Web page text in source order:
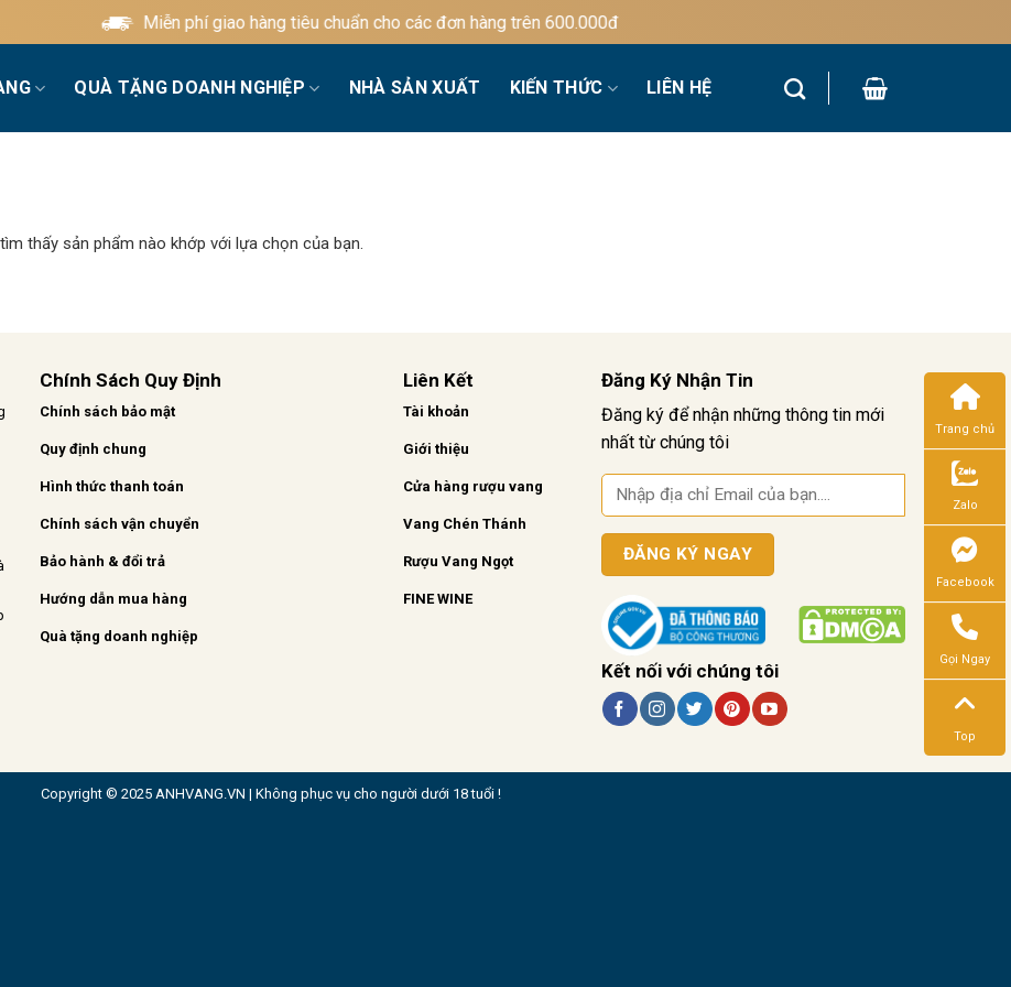
Miễn phí giao hàng tiêu chuẩn cho các đơn hàng trên 600.000đ
QUÀ TẶNG DOANH NGHIỆP NHÀ SẢN XUẤT KIẾN THỨC LIÊN HỆ
thấy sản phẩm nào khớp với lựa chọn của bạn.
Chính Sách Quy Định
Chính sách bảo mật
Quy định chung
Hình thức thanh toán
Chính sách vận chuyển
Bảo hành & đổi trả
Hướng dẫn mua hàng
Quà tặng doanh nghiệp
Liên Kết
Tài khoản
Giới thiệu
Cửa hàng rượu vang
Vang Chén Thánh
Rượu Vang Ngọt
FINE WINE
Đăng Ký Nhận Tin
Đăng ký để nhận những thông tin mới
nhất từ chúng tôi
Kết nối với chúng tôi
Copyright © 2025 ANHVANG.VN | Không phục vụ cho người dưới 18 tuổi !
Trang chủ
Zalo
Facebook
Gọi Ngay
Top